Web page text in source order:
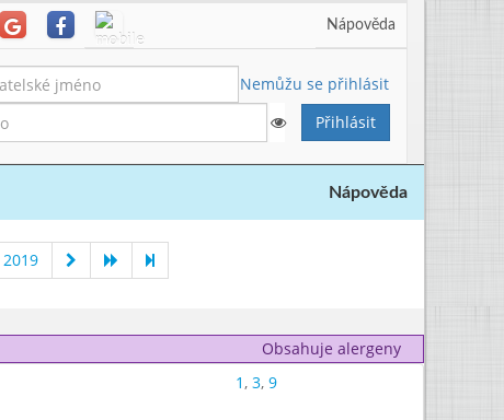
Nápověda
Nemůžu se přihlásit
Nápověda
Obsahuje alergeny
1, 3, 9